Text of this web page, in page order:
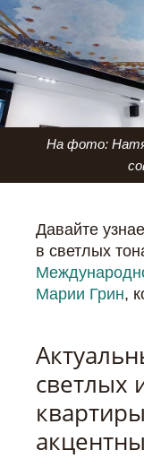
На фото:
Давайте
в светлых
Марии Грин,
светлых